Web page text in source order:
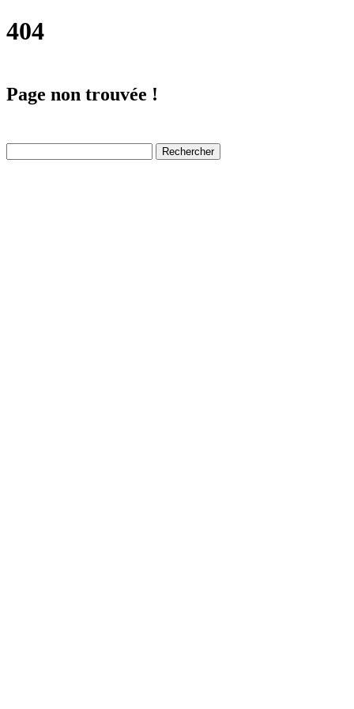
404
Page non trouvée !